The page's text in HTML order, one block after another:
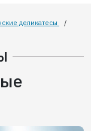
деликатесы
/